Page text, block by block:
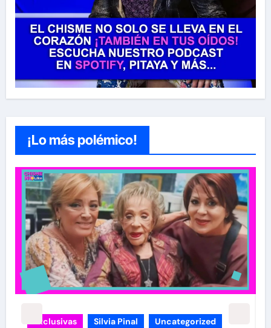
¡Lo más polémico!
carolina Sandoval Exclusivas